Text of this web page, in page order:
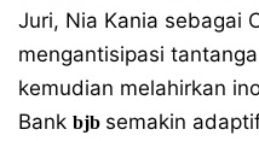
Juri, Nia Kania sebagai
mengantisipasi
kemudian melahirkan
Bank bjb semakin